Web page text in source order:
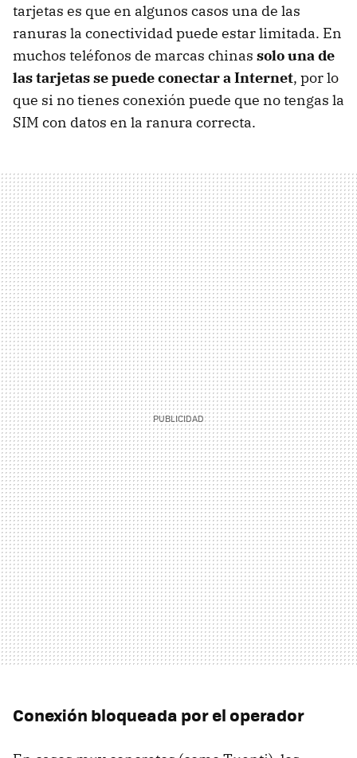
tarjetas es que en algunos casos una de las
ranuras la conectividad puede estar limitada. En
muchos teléfonos de marcas chinas solo una de
las tarjetas se puede conectar a Internet, por lo
que si no tienes conexión puede que no tengas la
SIM con datos en la ranura correcta.
Conexión bloqueada por el operador